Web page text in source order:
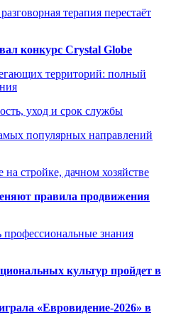
терапия перестаёт
конкурс Crystal Globe
территорий: полный
уход и срок службы
популярных направлений
стройке, дачном хозяйстве
правила продвижения
профессиональные знания
культур пройдет в
«Евровидение-2026» в